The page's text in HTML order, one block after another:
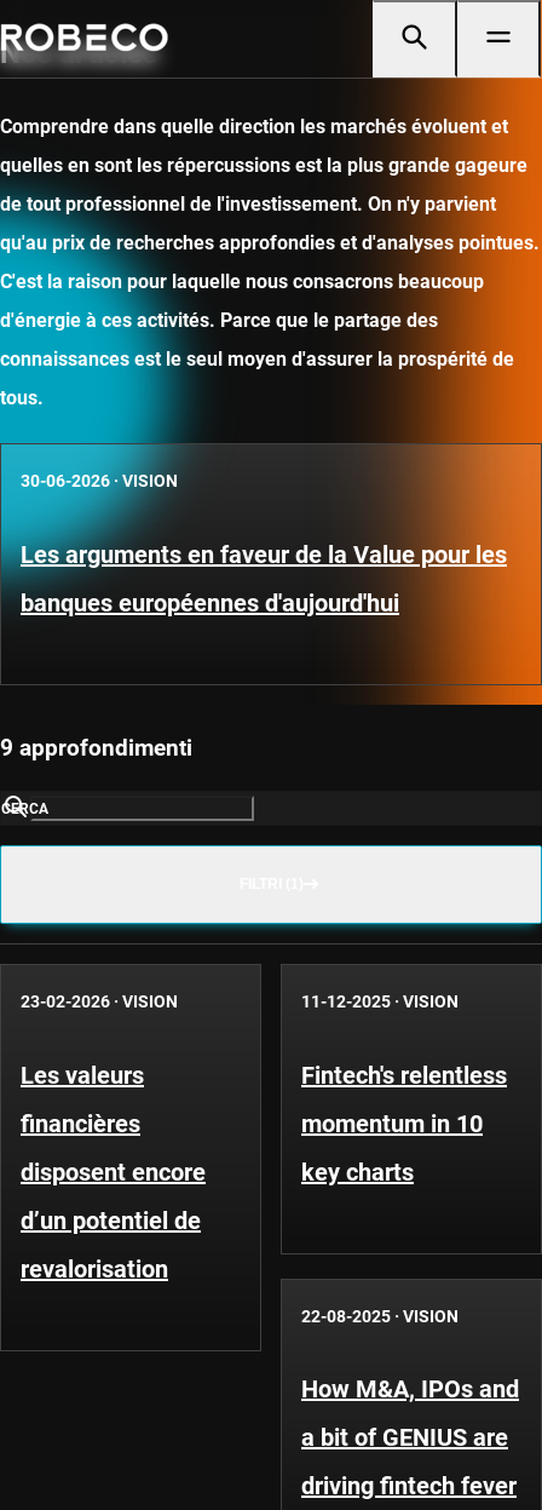
Nos articles
Comprendre dans quelle direction les marchés évoluent et
quelles en sont les répercussions est la plus grande gageure
de tout professionnel de l'investissement. On n'y parvient
qu'au prix de recherches approfondies et d'analyses pointues.
C'est la raison pour laquelle nous consacrons beaucoup
d'énergie à ces activités. Parce que le partage des
connaissances est le seul moyen d'assurer la prospérité de
tous.
30-06-2026 · VISION
Les arguments en faveur de la Value pour les
banques européennes d'aujourd'hui
9 approfondimenti
CERCA
23-02-2026 · VISION
Les valeurs
financières
disposent encore
d’un potentiel de
revalorisation
11-12-2025 · VISION
Fintech's relentless
momentum in 10
key charts
22-08-2025 · VISION
How M&A, IPOs and
a bit of GENIUS are
driving fintech fever